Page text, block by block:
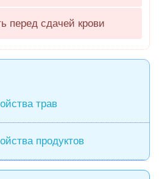
перед сдачей крови
трав
продуктов